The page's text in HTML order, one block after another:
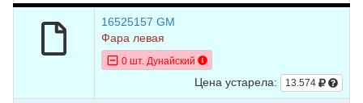
16525157 GM
Фара левая
0 шт. Дунайский
Цена устарела: 13.574